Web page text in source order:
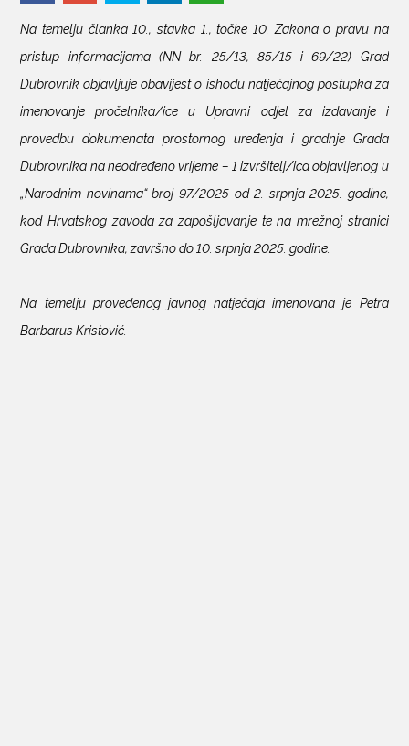
KONTAKTI
Na temelju članka 10., stavka 1., točke 10. Zakona o pravu na
pristup informacijama (NN br. 25/13, 85/15 i 69/22) Grad
Dubrovnik objavljuje obavijest o ishodu natječajnog postupka za
imenovanje pročelnika/ice u Upravni odjel za izdavanje i
provedbu dokumenata prostornog uređenja i gradnje Grada
Dubrovnika na neodređeno vrijeme – 1 izvršitelj/ica objavljenog u
„Narodnim novinama“ broj 97/2025 od 2. srpnja 2025. godine,
kod Hrvatskog zavoda za zapošljavanje te na mrežnoj stranici
Grada Dubrovnika, završno do 10. srpnja 2025. godine.
Na temelju provedenog javnog natječaja imenovana je Petra
Barbarus Kristović.